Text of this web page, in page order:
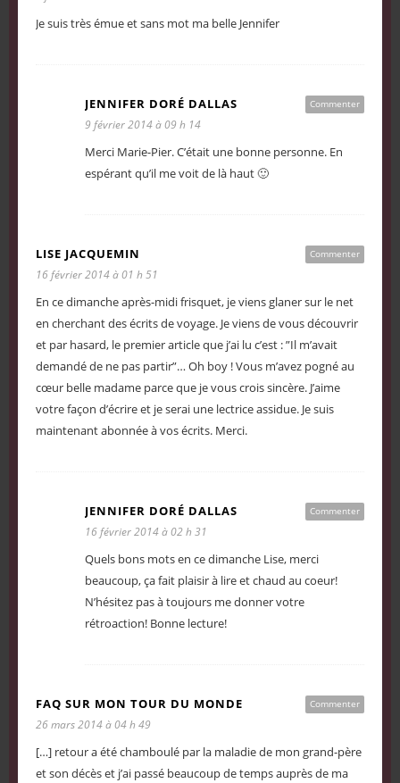
Je suis très émue et sans mot ma belle Jennifer
Commenter
JENNIFER DORÉ DALLAS
9 février 2014 à 09 h 14
Merci Marie-Pier. C’était une bonne personne. En
espérant qu’il me voit de là haut 🙂
Commenter
LISE JACQUEMIN
16 février 2014 à 01 h 51
En ce dimanche après-midi frisquet, je viens glaner sur le net
en cherchant des écrits de voyage. Je viens de vous découvrir
et par hasard, le premier article que j’ai lu c’est : ”Il m’avait
demandé de ne pas partir”… Oh boy ! Vous m’avez pogné au
cœur belle madame parce que je vous crois sincère. J’aime
votre façon d’écrire et je serai une lectrice assidue. Je suis
maintenant abonnée à vos écrits. Merci.
Commenter
JENNIFER DORÉ DALLAS
16 février 2014 à 02 h 31
Quels bons mots en ce dimanche Lise, merci
beaucoup, ça fait plaisir à lire et chaud au coeur!
N’hésitez pas à toujours me donner votre
rétroaction! Bonne lecture!
Commenter
FAQ SUR MON TOUR DU MONDE
26 mars 2014 à 04 h 49
[…] retour a été chamboulé par la maladie de mon grand-père
et son décès et j’ai passé beaucoup de temps auprès de ma